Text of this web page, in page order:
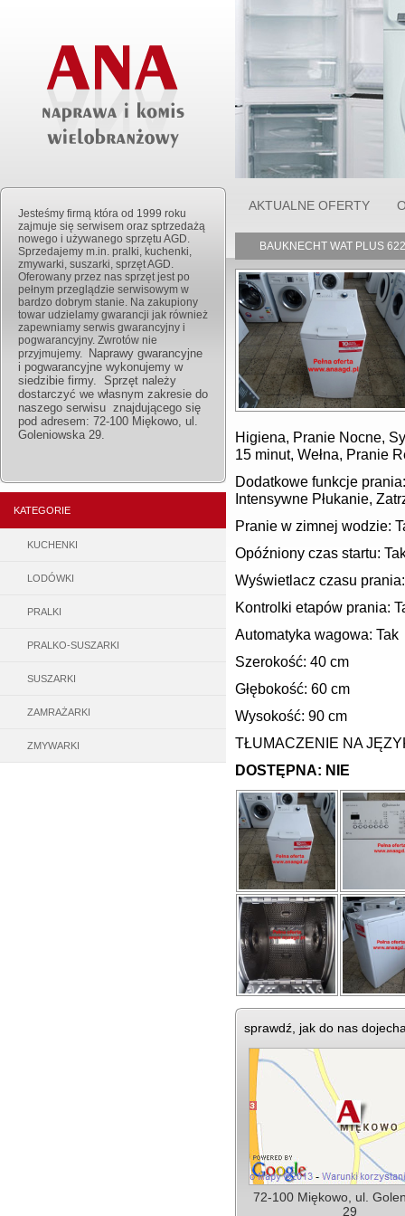
Jesteśmy firmą która od 1999 roku
zajmuje się serwisem oraz sptrzedażą
nowego i używanego sprzętu AGD.
Sprzedajemy m.in. pralki, kuchenki,
zmywarki, suszarki, sprzęt AGD.
Oferowany przez nas sprzęt jest po
pełnym przeglądzie serwisowym w
bardzo dobrym stanie. Na zakupiony
towar udzielamy gwarancji jak również
zapewniamy serwis gwarancyjny i
pogwarancyjny. Zwrotów nie
przyjmujemy.
Naprawy gwarancyjne
i pogwarancyjne wykonujemy w
siedzibie firmy. Sprzęt należy
dostarczyć we własnym zakresie do
naszego serwisu znajdującego się
pod adresem: 72-100 Miękowo, ul.
Goleniowska 29.
KATEGORIE
KUCHENKI
LODÓWKI
PRALKI
PRALKO-SUSZARKI
SUSZARKI
ZAMRAŻARKI
ZMYWARKI
AKTUALNE OFERTY
BAUKNECHT WAT PLUS
Higiena, Pranie Nocne,
15 minut, Wełna, Pranie
Dodatkowe funkcje
Intensywne Płukanie,
Pranie w zimnej wodzie:
Opóźniony czas startu:
Wyświetlacz czasu
Kontrolki etapów prania:
Automatyka wagowa: Tak
Szerokość: 40 cm
Głębokość: 60 cm
Wysokość: 90 cm
TŁUMACZENIE NA
DOSTĘPNA: NIE
sprawdź, jak do nas
72-100 Miękowo, ul.
29